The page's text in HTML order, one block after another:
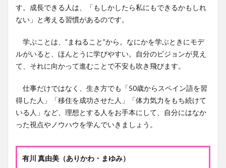
す。成長できる人は、「もしかしたら私にもできるかもしれ
ない」と考える習慣があるのです。
学ぶことは、”まねること”から。なにかを学ぶときにモデ
ルがいると、ほんとうに学びやすい。自分のビジョンが見え
て、それに向かって進むことで不安も吹き飛びます。
仕事だけではなく、生き方でも「50歳からスペイン語を習
得した人」「移住を成功させた人」「体力気力をもち続けて
いる人」など、理想とする人をお手本にして、自分にはなか
った視点やノウハウを学んでいきましょう。
有川 真由美（ありかわ・まゆみ）